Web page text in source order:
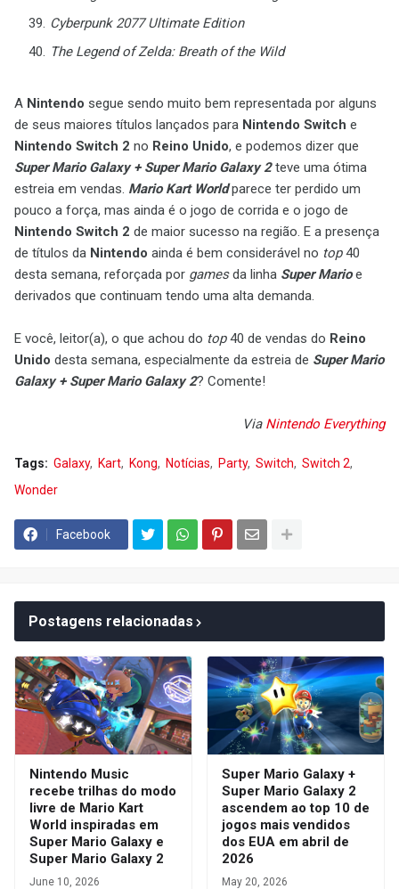
Cyberpunk 2077 Ultimate Edition
The Legend of Zelda: Breath of the Wild
A Nintendo segue sendo muito bem representada por alguns
de seus maiores títulos lançados para Nintendo Switch e
Nintendo Switch 2 no Reino Unido, e podemos dizer que
Super Mario Galaxy + Super Mario Galaxy 2teve uma ótima
estreia em vendas. Mario Kart Worldparece ter perdido um
pouco a força, mas ainda é o jogo de corrida e o jogo de
Nintendo Switch 2 de maior sucesso na região. E a presença
de títulos da Nintendo ainda é bem considerável no top40
desta semana, reforçada por gamesda linha Super Marioe
derivados que continuam tendo uma alta demanda.
E você, leitor(a), o que achou do top40 de vendas do Reino
Unido desta semana, especialmente da estreia de Super Mario
Galaxy + Super Mario Galaxy 2? Comente!
Via Nintendo Everything
Tags: Galaxy Kart Kong Notícias Party Switch
Switch 2
Wonder
Facebook
Postagens relacionadas
Nintendo Music
recebe trilhas do modo
livre de Mario Kart
World inspiradas em
Super Mario Galaxy e
Super Mario Galaxy 2
June 10, 2026
Super Mario Galaxy +
Super Mario Galaxy 2
ascendem ao top 10 de
jogos mais vendidos
dos EUA em abril de
2026
May 20, 2026